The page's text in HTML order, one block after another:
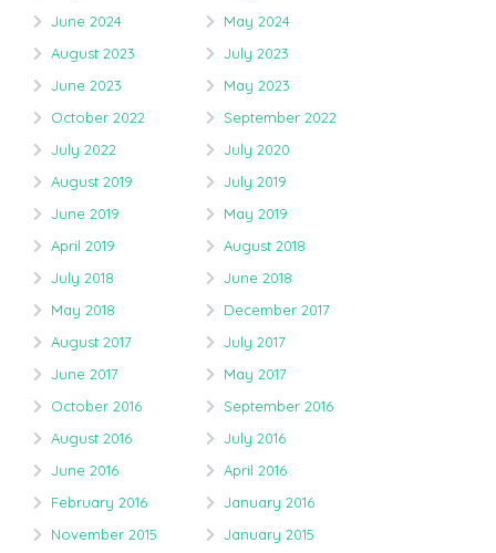
June 2024
May 2024
August 2023
July 2023
June 2023
May 2023
October 2022
September 2022
July 2022
July 2020
August 2019
July 2019
June 2019
May 2019
April 2019
August 2018
July 2018
June 2018
May 2018
December 2017
August 2017
July 2017
June 2017
May 2017
October 2016
September 2016
August 2016
July 2016
June 2016
April 2016
February 2016
January 2016
November 2015
January 2015